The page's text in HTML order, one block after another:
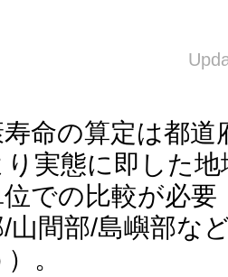
命の算定は都
実態に即した
での比較が必
山間部/島嶼部な
。